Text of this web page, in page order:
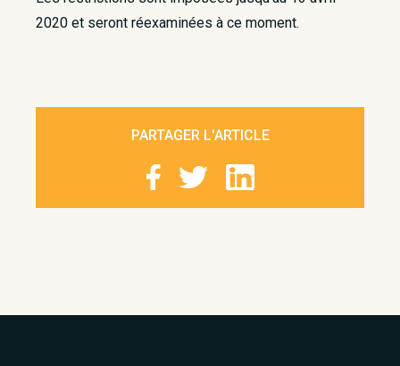
2020 et seront réexaminées à ce moment.​
PARTAGER L'ARTICLE